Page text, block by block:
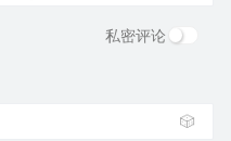
私密评论
🎲